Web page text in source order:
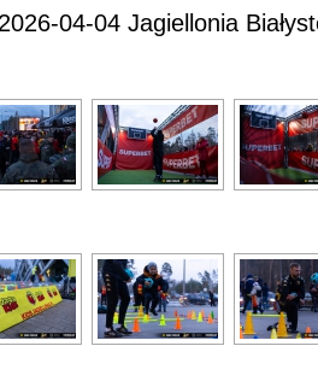
04-04 Jagiellonia